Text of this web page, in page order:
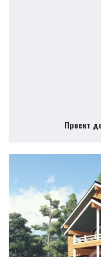
Проект